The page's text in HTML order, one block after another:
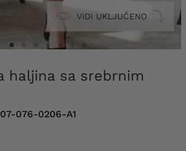
VIDI UKLJUČENO
07-076-0206-A1